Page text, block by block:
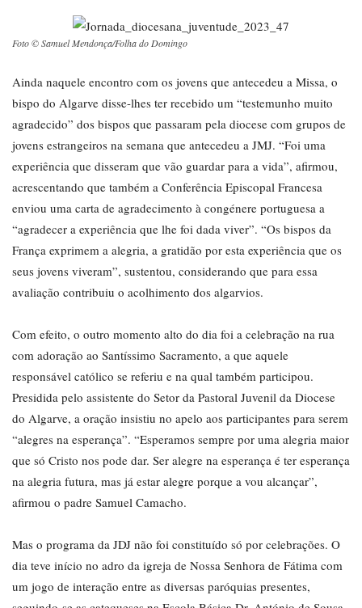
Foto © Samuel Mendonça/Folha do Domingo
Ainda naquele encontro com os jovens que antecedeu a Missa, o
bispo do Algarve disse-lhes ter recebido um “testemunho muito
agradecido” dos bispos que passaram pela diocese com grupos de
jovens estrangeiros na semana que antecedeu a JMJ. “Foi uma
experiência que disseram que vão guardar para a vida”, afirmou,
acrescentando que também a Conferência Episcopal Francesa
enviou uma carta de agradecimento à congénere portuguesa a
“agradecer a experiência que lhe foi dada viver”. “Os bispos da
França exprimem a alegria, a gratidão por esta experiência que os
seus jovens viveram”, sustentou, considerando que para essa
avaliação contribuiu o acolhimento dos algarvios.
Com efeito, o outro momento alto do dia foi a celebração na rua
com adoração ao Santíssimo Sacramento, a que aquele
responsável católico se referiu e na qual também participou.
Presidida pelo assistente do Setor da Pastoral Juvenil da Diocese
do Algarve, a oração insistiu no apelo aos participantes para serem
“alegres na esperança”. “Esperamos sempre por uma alegria maior
que só Cristo nos pode dar. Ser alegre na esperança é ter esperança
na alegria futura, mas já estar alegre porque a vou alcançar”,
afirmou o padre Samuel Camacho.
Mas o programa da JDJ não foi constituído só por celebrações. O
dia teve início no adro da igreja de Nossa Senhora de Fátima com
um jogo de interação entre as diversas paróquias presentes,